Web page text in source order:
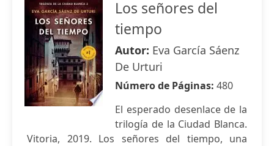
Los señores del
tiempo
Autor: Eva García Sáenz
De Urturi
Número de Páginas: 480
El esperado desenlace de la
trilogía de la Ciudad Blanca.
Vitoria, 2019. Los señores del tiempo, una